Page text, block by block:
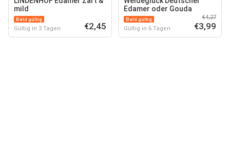
mild
Bald gültig
Gültig in 3 Tagen €2,45
Edamer oder Gouda
Bald gültig
Gültig in 6 Tagen
€4,27
€3,99